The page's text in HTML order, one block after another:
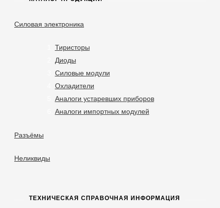
Силовая электроника
Тиристоры
Диоды
Силовые модули
Охладители
Аналоги устаревших приборов
Аналоги импортных модулей
Разъёмы
Неликвиды
ТЕХНИЧЕСКАЯ СПРАВОЧНАЯ ИНФОРМАЦИЯ